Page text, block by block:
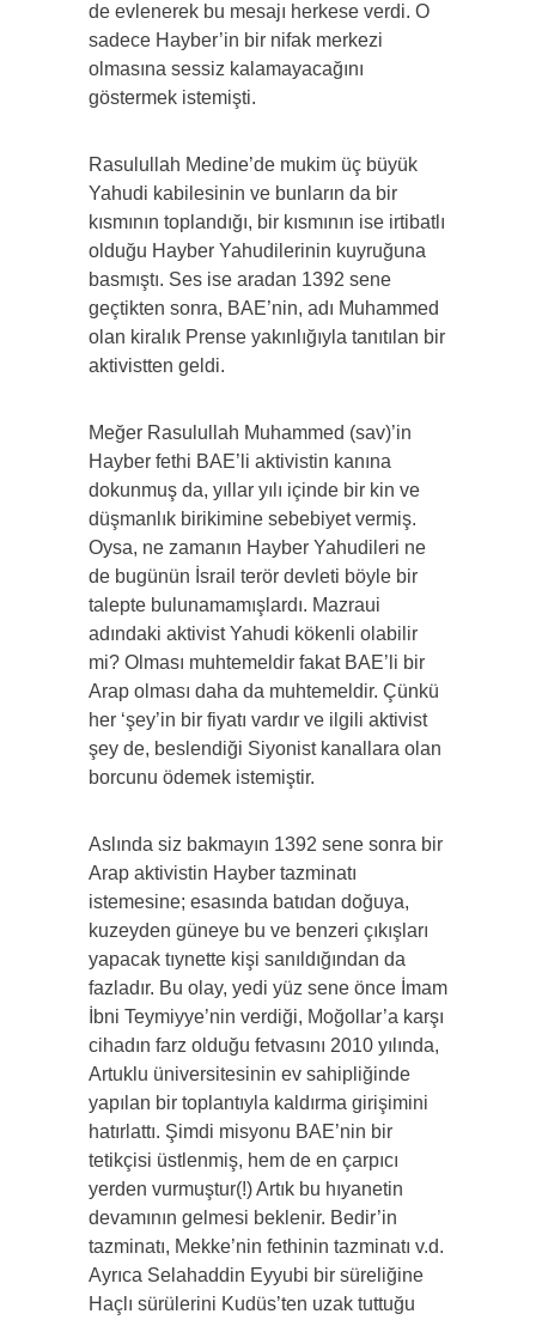
de evlenerek bu mesajı herkese verdi. O
sadece Hayber’in bir nifak merkezi
olmasına sessiz kalamayacağını
göstermek istemişti.
Rasulullah Medine’de mukim üç büyük
Yahudi kabilesinin ve bunların da bir
kısmının toplandığı, bir kısmının ise irtibatlı
olduğu Hayber Yahudilerinin kuyruğuna
basmıştı. Ses ise aradan 1392 sene
geçtikten sonra, BAE’nin, adı Muhammed
olan kiralık Prense yakınlığıyla tanıtılan bir
aktivistten geldi.
Meğer Rasulullah Muhammed (sav)’in
Hayber fethi BAE’li aktivistin kanına
dokunmuş da, yıllar yılı içinde bir kin ve
düşmanlık birikimine sebebiyet vermiş.
Oysa, ne zamanın Hayber Yahudileri ne
de bugünün İsrail terör devleti böyle bir
talepte bulunamamışlardı. Mazraui
adındaki aktivist Yahudi kökenli olabilir
mi? Olması muhtemeldir fakat BAE’li bir
Arap olması daha da muhtemeldir. Çünkü
her ‘şey’in bir fiyatı vardır ve ilgili aktivist
şey de, beslendiği Siyonist kanallara olan
borcunu ödemek istemiştir.
Aslında siz bakmayın 1392 sene sonra bir
Arap aktivistin Hayber tazminatı
istemesine; esasında batıdan doğuya,
kuzeyden güneye bu ve benzeri çıkışları
yapacak tıynette kişi sanıldığından da
fazladır. Bu olay, yedi yüz sene önce İmam
İbni Teymiyye’nin verdiği, Moğollar’a karşı
cihadın farz olduğu fetvasını 2010 yılında,
Artuklu üniversitesinin ev sahipliğinde
yapılan bir toplantıyla kaldırma girişimini
hatırlattı. Şimdi misyonu BAE’nin bir
tetikçisi üstlenmiş, hem de en çarpıcı
yerden vurmuştur(!) Artık bu hıyanetin
devamının gelmesi beklenir. Bedir’in
tazminatı, Mekke’nin fethinin tazminatı v.d.
Ayrıca Selahaddin Eyyubi bir süreliğine
Haçlı sürülerini Kudüs’ten uzak tuttuğu